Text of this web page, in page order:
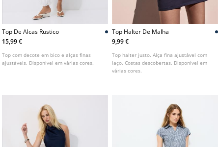
Top De Alcas Rustico
15,99 €
Top com decote em bico e alças finas
ajustáveis. Disponível em várias cores.
Top Halter De Malha
9,99 €
Top halter justo. Alça fina ajustável com
laço. Costas descobertas. Disponível em
várias cores.